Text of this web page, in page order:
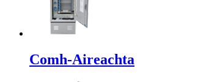
Comh-Aireachta